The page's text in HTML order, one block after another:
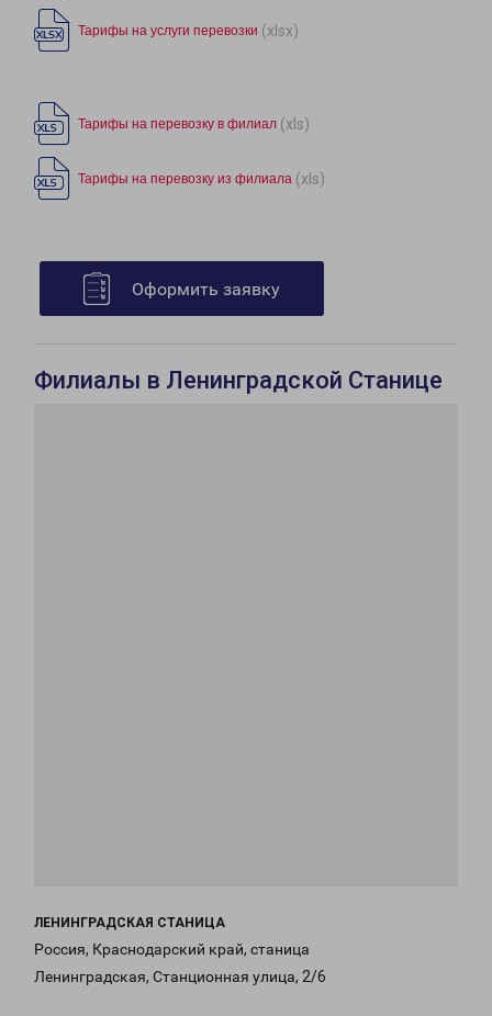
Тарифы на услуги перевозки (xlsx)
Тарифы на перевозку в филиал (xls)
Тарифы на перевозку из филиала (xls)
Оформить заявку
Филиалы в Ленинградской Станице
ЛЕНИНГРАДСКАЯ СТАНИЦА
Россия, Краснодарский край, станица
Ленинградская, Станционная улица, 2/6